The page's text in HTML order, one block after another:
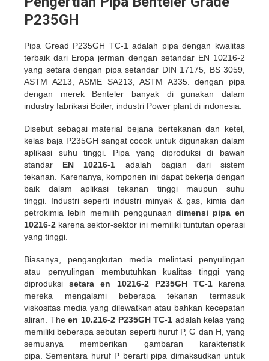
P235GH
Pipa Gread P235GH TC-1 adalah pipa dengan kwalitas
terbaik dari Eropa jerman dengan setandar EN 10216-2
yang setara dengan pipa setandar DIN 17175, BS 3059,
ASTM A213, ASME SA213, ASTM A335. dengan pipa
dengan merek Benteler banyak di gunakan dalam
industry fabrikasi Boiler, industri Power plant di indonesia.
Disebut sebagai material bejana bertekanan dan ketel,
kelas baja P235GH sangat cocok untuk digunakan dalam
aplikasi suhu tinggi. Pipa yang diproduksi di bawah
standar EN 10216-1 adalah bagian dari sistem
tekanan. Karenanya, komponen ini dapat bekerja dengan
baik dalam aplikasi tekanan tinggi maupun suhu
tinggi. Industri seperti industri minyak & gas, kimia dan
petrokimia lebih memilih penggunaan dimensi pipa en
10216-2 karena sektor-sektor ini memiliki tuntutan operasi
yang tinggi.
Biasanya, pengangkutan media melintasi penyulingan
atau penyulingan membutuhkan kualitas tinggi yang
diproduksisetara en 10216-2 P235GH TC-1karena
mereka mengalami beberapa tekanan termasuk
viskositas media yang dilewatkan atau bahkan kecepatan
aliran. Theen 10.216-2 P235GH TC-1 adalah kelas yang
memiliki beberapa sebutan seperti huruf P, G dan H, yang
semuanya memberikan gambaran karakteristik
pipa. Sementara huruf P berarti pipa dimaksudkan untuk